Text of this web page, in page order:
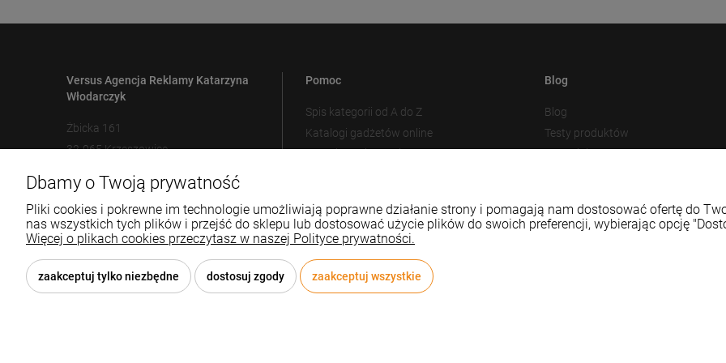
Versus Agencja Reklamy Katarzyna
Włodarczyk
Żbicka 161
32-065 Krzeszowice
12 307 25 82
biuro@versus-reklama.pl
Pomoc
Spis kategorii od A do Z
Katalogi gadżetów online
Metody znakowania
Blog
Blog
Testy produktów
Nowości
Dbamy o Twoją prywatność
Pliki cookies i pokrewne im technologie umożliwiają poprawne działanie strony i pomagają nam dostosować ofertę do
nas wszystkich tych plików i przejść do sklepu lub dostosować użycie plików do swoich preferencji, wybierając opcję
Więcej o plikach cookies przeczytasz w naszej Polityce prywatności.
zaakceptuj tylko niezbędne dostosuj zgody zaakceptuj wszystkie